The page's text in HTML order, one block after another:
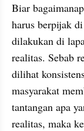
Biar
harus berpijak
dilakukan di
realitas. Sebab
dilihat
masyarakat
tantangan apa
realitas, maka